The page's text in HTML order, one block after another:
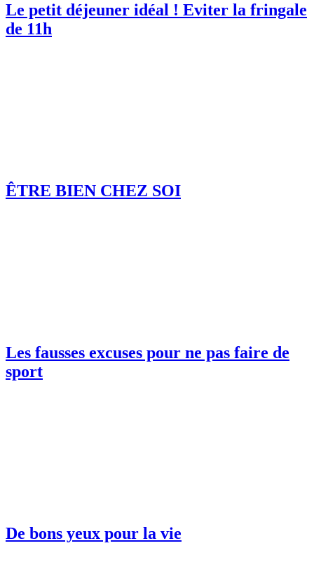
Le petit déjeuner idéal ! Eviter la fringale
de 11h
ÊTRE BIEN CHEZ SOI
Les fausses excuses pour ne pas faire de
sport
De bons yeux pour la vie